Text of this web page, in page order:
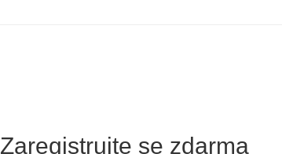
Zaregistrujte se zdarma